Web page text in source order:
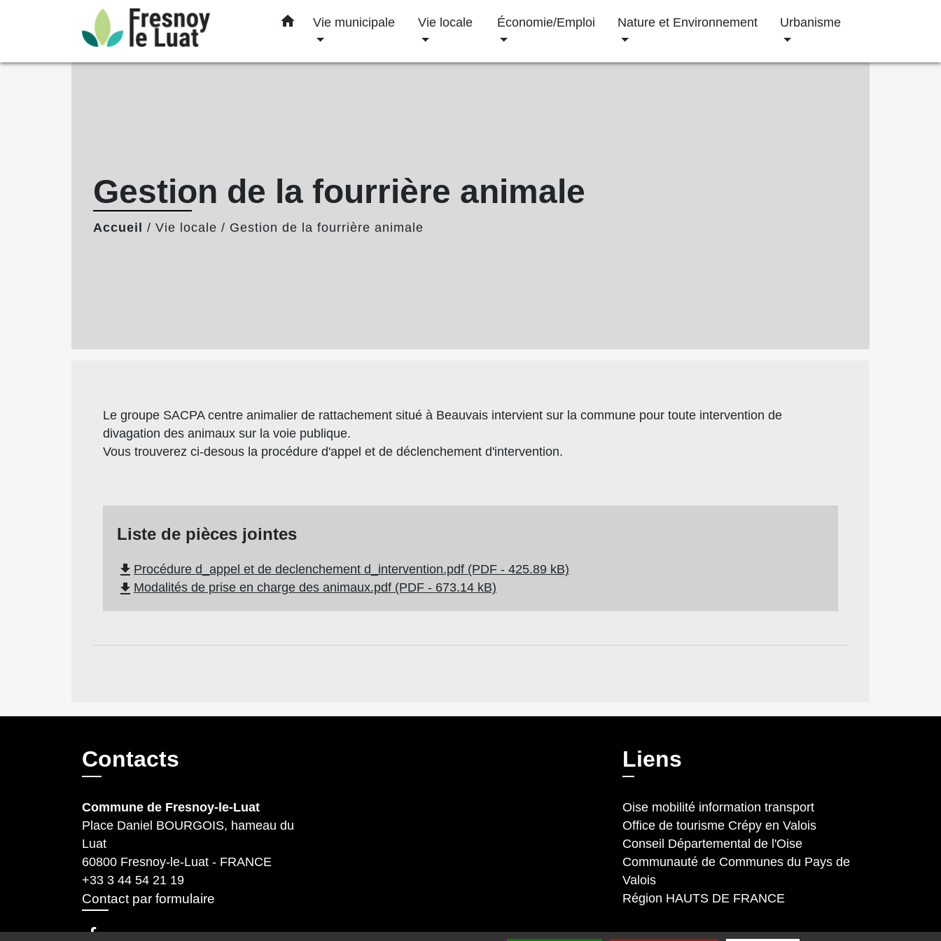
home Vie municipale Vie locale Économie/Emploi Nature et Environnement Urbanisme
Gestion de la fourrière animale
Accueil / Vie locale / Gestion de la fourrière animale
Le groupe SACPA centre animalier de rattachement situé à Beauvais intervient sur la commune pour toute intervention de
divagation des animaux sur la voie publique.
Vous trouverez ci-desous la procédure d'appel et de déclenchement d'intervention.
Liste de pièces jointes
file_download Procédure d_appel et de declenchement d_intervention.pdf (PDF - 425.89 kB)
file_download Modalités de prise en charge des animaux.pdf (PDF - 673.14 kB)
Contacts
Commune de Fresnoy-le-Luat
Place Daniel BOURGOIS, hameau du
Luat
60800 Fresnoy-le-Luat - FRANCE
+33 3 44 54 21 19
Contact par formulaire
Liens
Oise mobilité information transport
Office de tourisme Crépy en Valois
Conseil Départemental de l'Oise
Communauté de Communes du Pays de
Valois
Région HAUTS DE FRANCE